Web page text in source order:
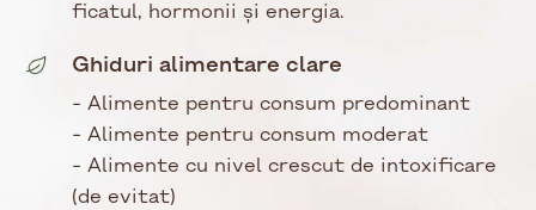
ficatul, hormonii și energia.
Ghiduri alimentare clare
- Alimente pentru consum predominant
- Alimente pentru consum moderat
- Alimente cu nivel crescut de intoxificare
(de evitat)